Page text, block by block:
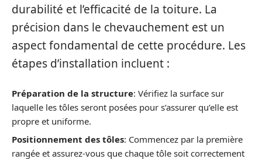
durabilité et l’efficacité de la toiture. La
précision dans le chevauchement est un
aspect fondamental de cette procédure. Les
étapes d’installation incluent :
Préparation de la structure: Vérifiez la surface sur
laquelle les tôles seront posées pour s’assurer qu’elle est
propre et uniforme.
Positionnement des tôles: Commencez par la première
rangée et assurez-vous que chaque tôle soit correctement